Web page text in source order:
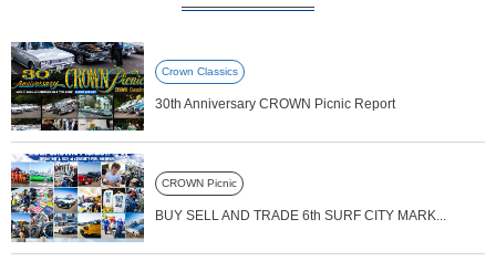
Crown Classics
30th Anniversary CROWN Picnic Report
CROWN Picnic
BUY SELL AND TRADE 6th SURF CITY MARK...